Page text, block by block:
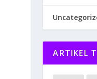
ARTIKEL